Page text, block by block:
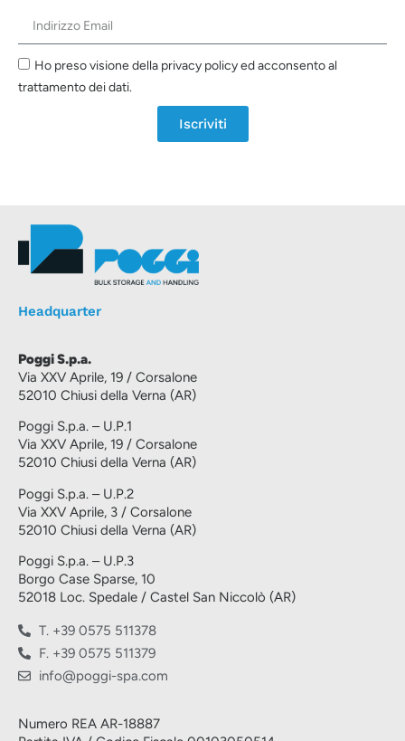
Ho preso visione della privacy policy ed acconsento al
trattamento dei dati.
Iscriviti
Headquarter
Poggi S.p.a.
Via XXV Aprile, 19 / Corsalone
52010 Chiusi della Verna (AR)
Poggi S.p.a. – U.P.1
Via XXV Aprile, 19 / Corsalone
52010 Chiusi della Verna (AR)
Poggi S.p.a. – U.P.2
Via XXV Aprile, 3 / Corsalone
52010 Chiusi della Verna (AR)
Poggi S.p.a. – U.P.3
Borgo Case Sparse, 10
52018 Loc. Spedale / Castel San Niccolò (AR)
T. +39 0575 511378
F. +39 0575 511379
info@poggi-spa.com
Numero REA AR-18887